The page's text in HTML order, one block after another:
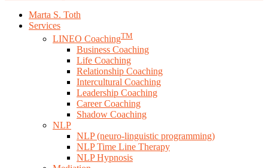
Close
Menu
Marta S. Toth
Services
LINEO CoachingTM
Business Coaching
Life Coaching
Relationship Coaching
Intercultural Coaching
Leadership Coaching
Career Coaching
Shadow Coaching
NLP
NLP (neuro-linguistic programming)
NLP Time Line Therapy
NLP Hypnosis